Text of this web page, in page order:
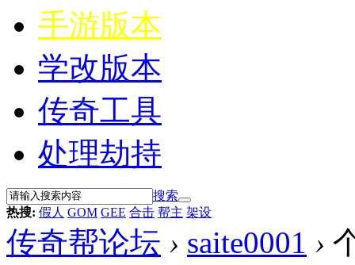
手游版本
学改版本
传奇工具
处理劫持
搜索
热搜: 假人 GOM GEE 合击 帮主 架设
传奇帮论坛 › saite0001 ›